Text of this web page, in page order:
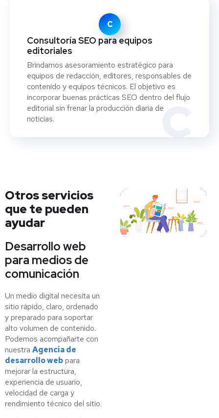
C
C
Consultoría SEO para equipos
editoriales
Brindamos asesoramiento estratégico para
equipos de redacción, editores, responsables de
contenido y equipos técnicos. El objetivo es
incorporar buenas prácticas SEO dentro del flujo
editorial sin frenar la producción diaria de
noticias.
Otros servicios
que te pueden
ayudar
Desarrollo web
para medios de
comunicación
Un medio digital necesita un
sitio rápido, claro, ordenado
y preparado para soportar
alto volumen de contenido.
Podemos acompañarte con
nuestra Agencia de
desarrollo webpara
mejorar la estructura,
experiencia de usuario,
velocidad de carga y
rendimiento técnico del sitio.